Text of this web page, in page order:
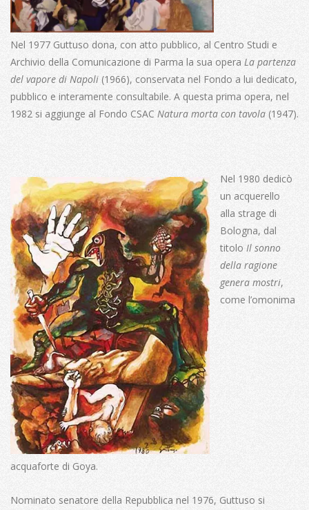
Nel 1977 Guttuso dona, con atto pubblico, al Centro Studi e
Archivio della Comunicazione di Parma la sua opera La partenza
del vapore di Napoli (1966), conservata nel Fondo a lui dedicato,
pubblico e interamente consultabile. A questa prima opera, nel
1982 si aggiunge al Fondo CSAC Natura morta con tavola (1947).
Nel 1980 dedicò
un acquerello
alla strage di
Bologna, dal
titolo Il sonno
della ragione
genera mostri,
come l’omonima
acquaforte di Goya.
Nominato senatore della Repubblica nel 1976, Guttuso si